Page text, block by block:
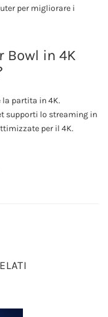
per migliorare i
Bowl in 4K
partita in 4K.
supporti lo streaming in
per il 4K.